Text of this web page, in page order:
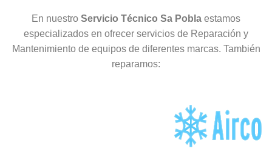
En nuestro Servicio Técnico Sa Pobla estamos
especializados en ofrecer servicios de Reparación y
Mantenimiento de equipos de diferentes marcas. También
reparamos: